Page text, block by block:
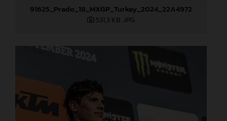
91625_Prado_18_MXGP_Turkey_2024_22A4972
531,3 KB .JPG